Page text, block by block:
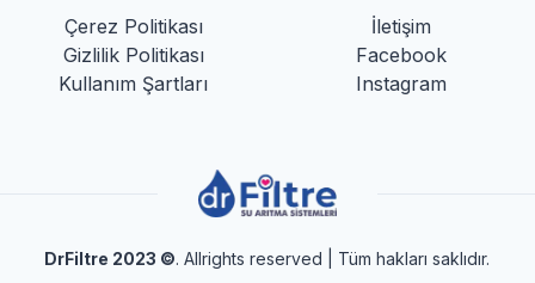
Çerez Politikası
Gizlilik Politikası
Kullanım Şartları
İletişim
Facebook
Instagram
DrFiltre 2023 ©. Allrights reserved | Tüm hakları saklıdır.